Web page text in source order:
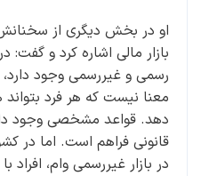
او در بخش دیگری از
بازار مالی اشاره کرد و گفت:
رسمی و غیررسمی وجود دارد،
معنا نیست که هر فرد
دهد. قواعد مشخصی وجود
قانونی فراهم است. اما در
در بازار غیررسمی وام،